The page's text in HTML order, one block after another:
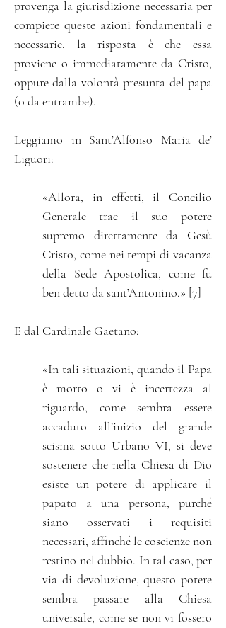
provenga la giurisdizione necessaria per
compiere queste azioni fondamentali e
necessarie, la risposta è che essa
proviene o immediatamente da Cristo,
oppure dalla volontà presunta del papa
(o da entrambe).
Leggiamo in Sant’Alfonso Maria de’
Liguori:
«Allora, in effetti, il Concilio
Generale trae il suo potere
supremo direttamente da Gesù
Cristo, come nei tempi di vacanza
della Sede Apostolica, come fu
ben detto da sant’Antonino.» [7]
E dal Cardinale Gaetano:
«In tali situazioni, quando il Papa
è morto o vi è incertezza al
riguardo, come sembra essere
accaduto all’inizio del grande
scisma sotto Urbano VI, si deve
sostenere che nella Chiesa di Dio
esiste un potere di applicare il
papato a una persona, purché
siano osservati i requisiti
necessari, affinché le coscienze non
restino nel dubbio. In tal caso, per
via di devoluzione, questo potere
sembra passare alla Chiesa
universale, come se non vi fossero